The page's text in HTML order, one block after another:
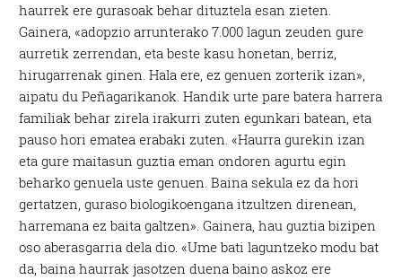
haurrek ere gurasoak behar dituztela esan zieten.
Gainera, «adopzio arrunterako 7.000 lagun zeuden gure
aurretik zerrendan, eta beste kasu honetan, berriz,
hirugarrenak ginen. Hala ere, ez genuen zorterik izan»,
aipatu du Peñagarikanok. Handik urte pare batera harrera
familiak behar zirela irakurri zuten egunkari batean, eta
pauso hori ematea erabaki zuten. «Haurra gurekin izan
eta gure maitasun guztia eman ondoren agurtu egin
beharko genuela uste genuen. Baina sekula ez da hori
gertatzen, guraso biologikoengana itzultzen direnean,
harremana ez baita galtzen». Gainera, hau guztia bizipen
oso aberasgarria dela dio. «Ume bati laguntzeko modu bat
da, baina haurrak jasotzen duena baino askoz ere